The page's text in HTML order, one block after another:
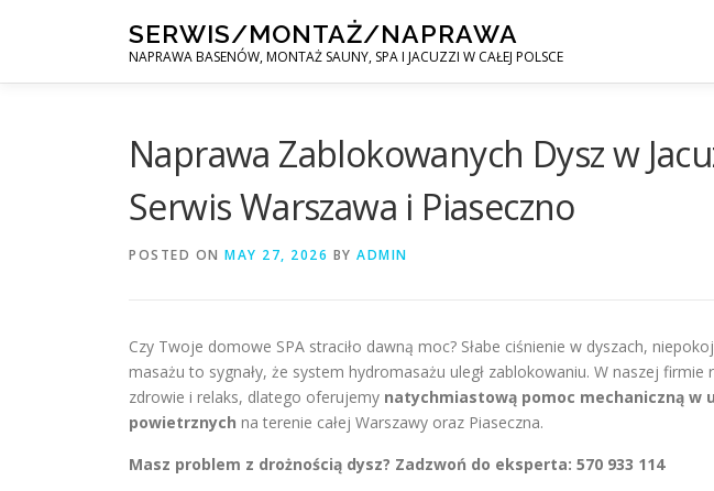
SERWIS/MONTAŻ/NAPRAWA
NAPRAWA BASENÓW, MONTAŻ SAUNY, SPA I JACUZZI W CAŁEJ POLSCE
Naprawa Zablokowanych Dysz w
Serwis Warszawa i Piaseczno
POSTED ON MAY 27, 2026 BY ADMIN
Czy Twoje domowe SPA straciło dawną moc? Słabe ciśnienie w dyszach,
masażu to sygnały, że system hydromasażu uległ zablokowaniu. W naszej
zdrowie i relaks, dlatego oferujemy natychmiastową pomoc mechaniczną w
powietrznych na terenie całej Warszawy oraz Piaseczna.
Masz problem z drożnością dysz? Zadzwoń do eksperta: 570 933 114